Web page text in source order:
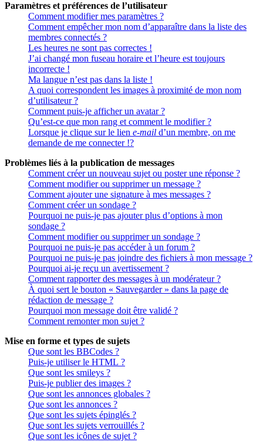
Paramètres et préférences de l’utilisateur
Comment modifier mes paramètres ?
Comment empêcher mon nom d’apparaître dans la liste des
membres connectés ?
Les heures ne sont pas correctes !
J’ai changé mon fuseau horaire et l’heure est toujours
incorrecte !
Ma langue n’est pas dans la liste !
A quoi correspondent les images à proximité de mon nom
d’utilisateur ?
Comment puis-je afficher un avatar ?
Qu’est-ce que mon rang et comment le modifier ?
Lorsque je clique sur le lien e-mail d’un membre, on me
demande de me connecter !?
Problèmes liés à la publication de messages
Comment créer un nouveau sujet ou poster une réponse ?
Comment modifier ou supprimer un message ?
Comment ajouter une signature à mes messages ?
Comment créer un sondage ?
Pourquoi ne puis-je pas ajouter plus d’options à mon
sondage ?
Comment modifier ou supprimer un sondage ?
Pourquoi ne puis-je pas accéder à un forum ?
Pourquoi ne puis-je pas joindre des fichiers à mon message ?
Pourquoi ai-je reçu un avertissement ?
Comment rapporter des messages à un modérateur ?
À quoi sert le bouton « Sauvegarder » dans la page de
rédaction de message ?
Pourquoi mon message doit être validé ?
Comment remonter mon sujet ?
Mise en forme et types de sujets
Que sont les BBCodes ?
Puis-je utiliser le HTML ?
Que sont les smileys ?
Puis-je publier des images ?
Que sont les annonces globales ?
Que sont les annonces ?
Que sont les sujets épinglés ?
Que sont les sujets verrouillés ?
Que sont les icônes de sujet ?